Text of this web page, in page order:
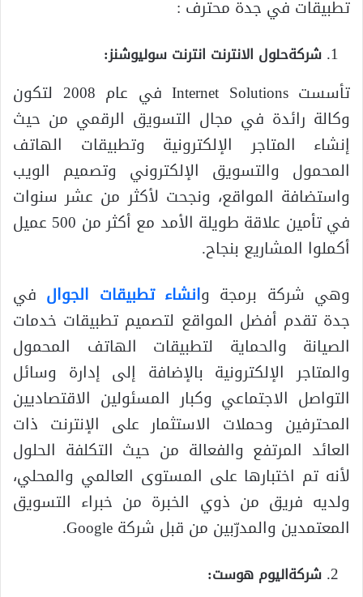
تطبيقات في جدة محترف :
شركةحلول الانترنت انترنت سوليوشنز:
تأسست Internet Solutions في عام 2008 لتكون
وكالة رائدة في مجال التسويق الرقمي من حيث
إنشاء المتاجر الإلكترونية وتطبيقات الهاتف
المحمول والتسويق الإلكتروني وتصميم الويب
واستضافة المواقع، ونجحت لأكثر من عشر سنوات
في تأمين علاقة طويلة الأمد مع أكثر من 500 عميل
أكملوا المشاريع بنجاح.
وهي شركة برمجة وانشاء تطبيقات الجوال في
جدة تقدم أفضل المواقع لتصميم تطبيقات خدمات
الصيانة والحماية لتطبيقات الهاتف المحمول
والمتاجر الإلكترونية بالإضافة إلى إدارة وسائل
التواصل الاجتماعي وكبار المسئولين الاقتصاديين
المحترفين وحملات الاستثمار على الإنترنت ذات
العائد المرتفع والفعالة من حيث التكلفة الحلول
لأنه تم اختبارها على المستوى العالمي والمحلي،
ولديه فريق من ذوي الخبرة من خبراء التسويق
المعتمدين والمدرّبين من قبل شركة Google.
شركةاليوم هوست: